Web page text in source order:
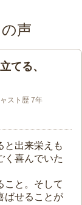
声
てる、
スト歴 7年
と出来栄えも
く喜んでいた
こと。そして
ばせることが